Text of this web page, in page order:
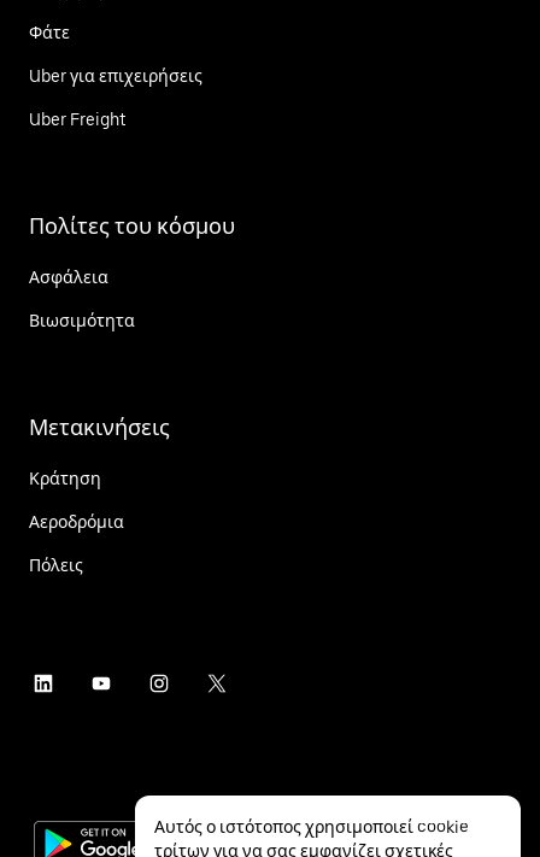
Φάτε
Uber για επιχειρήσεις
Uber Freight
Πολίτες του κόσμου
Ασφάλεια
Βιωσιμότητα
Μετακινήσεις
Κράτηση
Αεροδρόμια
Πόλεις
Αυτός ο ιστότοπος χρησιμοποιεί cookie
τρίτων για να σας εμφανίζει σχετικές